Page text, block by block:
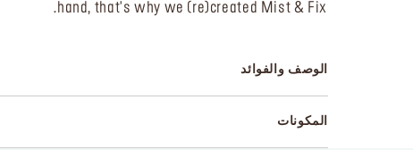
hand, that's why we (re)created Mist & Fix.
الوصف والفوائد
المكونات